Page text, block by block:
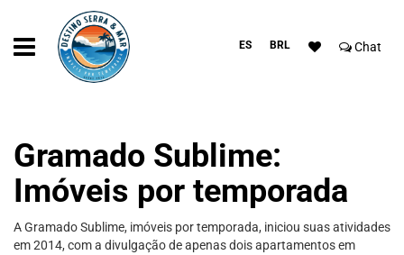
ES BRL Chat
Gramado Sublime:
Imóveis por temporada
A Gramado Sublime, imóveis por temporada, iniciou suas atividades
em 2014, com a divulgação de apenas dois apartamentos em